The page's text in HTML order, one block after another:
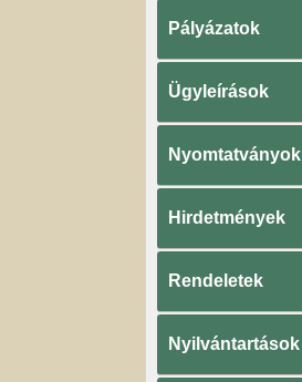
Pályázatok
Ügyleírások
Nyomtatványok
Hirdetmények
Rendeletek
Nyilvántartások